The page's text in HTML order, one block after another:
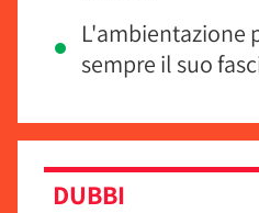
L'ambientazione
sempre il suo
DUBBI